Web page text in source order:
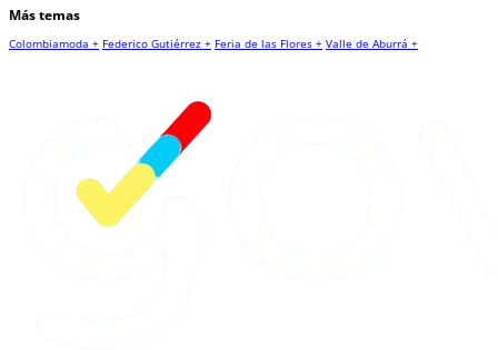
Más temas
Colombiamoda + Federico Gutiérrez + Feria de las Flores + Valle de Aburrá +